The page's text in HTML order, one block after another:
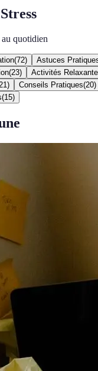
quotidien
(72) Astuces
(23) Activités
21 ) Conseils Pratiques(20)
(15)